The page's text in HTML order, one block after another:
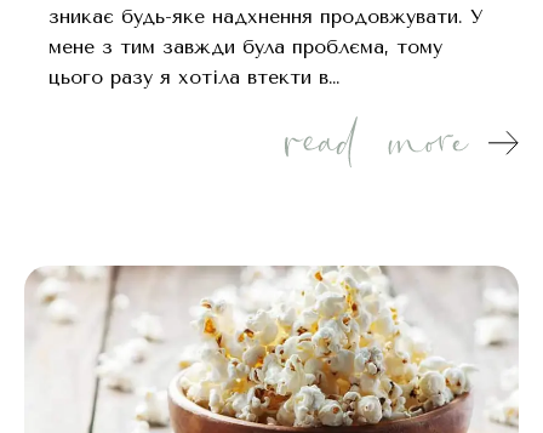
зникає будь-яке надхнення продовжувати. У
мене з тим завжди була проблєма, тому
цього разу я хотіла втекти в…